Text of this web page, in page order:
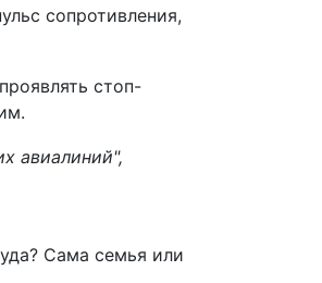
сопротивления,
стоп-
авиалиний",
Сама семья или